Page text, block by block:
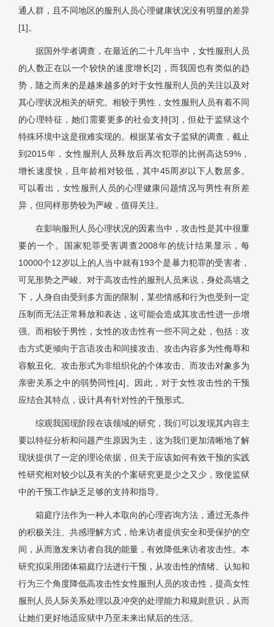
通人群，且不同地区的服刑人员心理健康状况没有明显的差异
[1]。
据国外学者调查，在最近的二十几年当中，女性服刑人员
的人数正在以一个较快的速度增长[2]，而我国也有类似的趋
势，随之而来的是越来越多的对于女性服刑人员的关注以及对
其心理状况相关的研究。相较于男性，女性服刑人员有着不同
的心理特征，她们需要更多的社会支持[3]，但处于监狱这个
特殊环境中这是很难实现的。根据某省女子监狱的调查，截止
到2015年，女性服刑人员释放后再次犯罪的比例高达59%，
增长速度快，且年龄相对较低，其中45周岁以下人数居多。
可以看出，女性服刑人员的心理健康问题情况与男性有所差
异，但同样形势较为严峻，值得关注。
在影响服刑人员心理状况的因素当中，攻击性是其中很重
要的一个。国家犯罪受害调查2008年的统计结果显示，每
10000个12岁以上的人当中就有193个是暴力犯罪的受害者，
可见形势之严峻。对于高攻击性的服刑人员来说，身处高墙之
下，人身自由受到多方面的限制，某些情感和行为也受到一定
压制而无法正常释放和表达，这可能会造成其攻击性进一步增
强。而相较于男性，女性的攻击性有一些不同之处，包括：攻
击方式更倾向于言语攻击和间接攻击、攻击内容多为性侮辱和
容貌丑化、攻击形式为非组织化的个体攻击、而攻击对象多为
亲密关系之中的弱势同性[4]。因此，对于女性攻击性的干预
应结合其特点，设计具有针对性的干预形式。
综观我国现阶段在该领域的研究，我们可以发现其内容主
要以特征分析和问题产生原因为主，这为我们更加清晰地了解
现状提供了一定的理论依据，但关于应该如何有效干预的实践
性研究相对较少以及有关的个案研究更是少之又少，致使监狱
中的干预工作缺乏足够的支持和指导。
箱庭疗法作为一种人本取向的心理咨询方法，通过无条件
的积极关注、共感理解方式，给来访者提供安全和受保护的空
间，从而激发来访者自我的能量，有效降低来访者攻击性。本
研究拟采用团体箱庭疗法进行干预，从攻击性的情绪、认知和
行为三个角度降低高攻击性女性服刑人员的攻击性，提高女性
服刑人员人际关系处理以及冲突的处理能力和规则意识，从而
让她们更好地适应狱中乃至未来出狱后的生活。